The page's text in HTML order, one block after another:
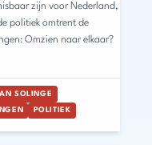
zijn voor Nederland,
politiek omtrent de
Omzien naar elkaar?
SOLINGE
POLITIEK